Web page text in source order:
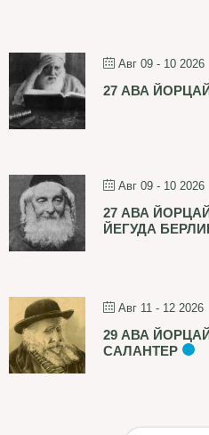
Авг 09 - 10 2026
27 АВА
Авг 09 - 10 2026
27 АВА
ЙЕГУДА
Авг 11 - 12 2026
29 АВА
САЛАНТЕР